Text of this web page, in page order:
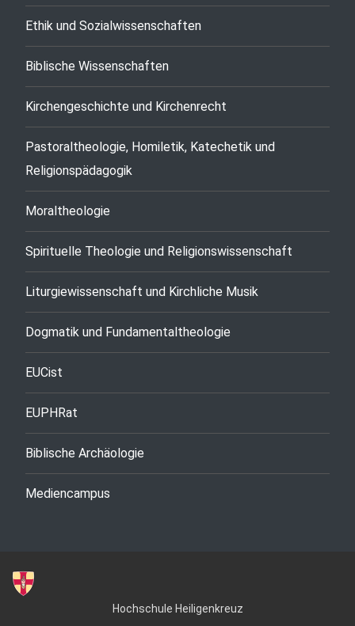
Ethik und Sozialwissenschaften
Biblische Wissenschaften
Kirchengeschichte und Kirchenrecht
Pastoraltheologie, Homiletik, Katechetik und
Religionspädagogik
Moraltheologie
Spirituelle Theologie und Religionswissenschaft
Liturgiewissenschaft und Kirchliche Musik
Dogmatik und Fundamentaltheologie
EUCist
EUPHRat
Biblische Archäologie
Mediencampus
Hochschule Heiligenkreuz